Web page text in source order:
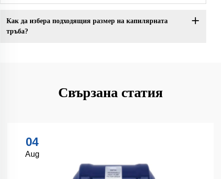
Как да избера подходящия размер на капилярната
тръба?
Свързана статия
04
Aug